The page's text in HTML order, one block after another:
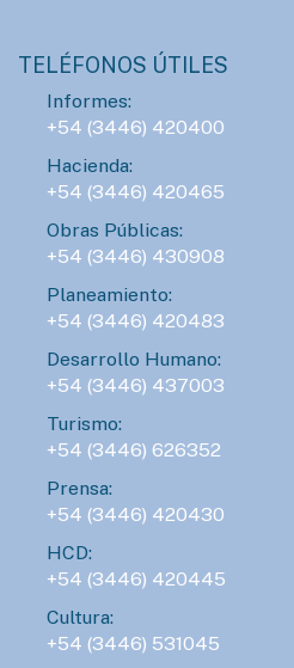
TELÉFONOS ÚTILES
Informes:
+54 (3446) 420400
Hacienda:
+54 (3446) 420465
Obras Públicas:
+54 (3446) 430908
Planeamiento:
+54 (3446) 420483
Desarrollo Humano:
+54 (3446) 437003
Turismo:
+54 (3446) 626352
Prensa:
+54 (3446) 420430
HCD:
+54 (3446) 420445
Cultura:
+54 (3446) 531045